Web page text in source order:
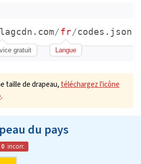
gratuit
/fr
Langue
/codes.json
taille de drapeau, téléchargez l'icône
.
du pays
0 incorr.